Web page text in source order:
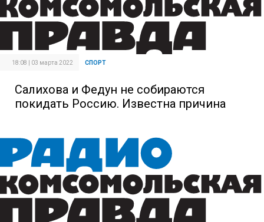
18:08 | 03 марта 2022 СПОРТ
Салихова и Федун не собираются
покидать Россию. Известна причина